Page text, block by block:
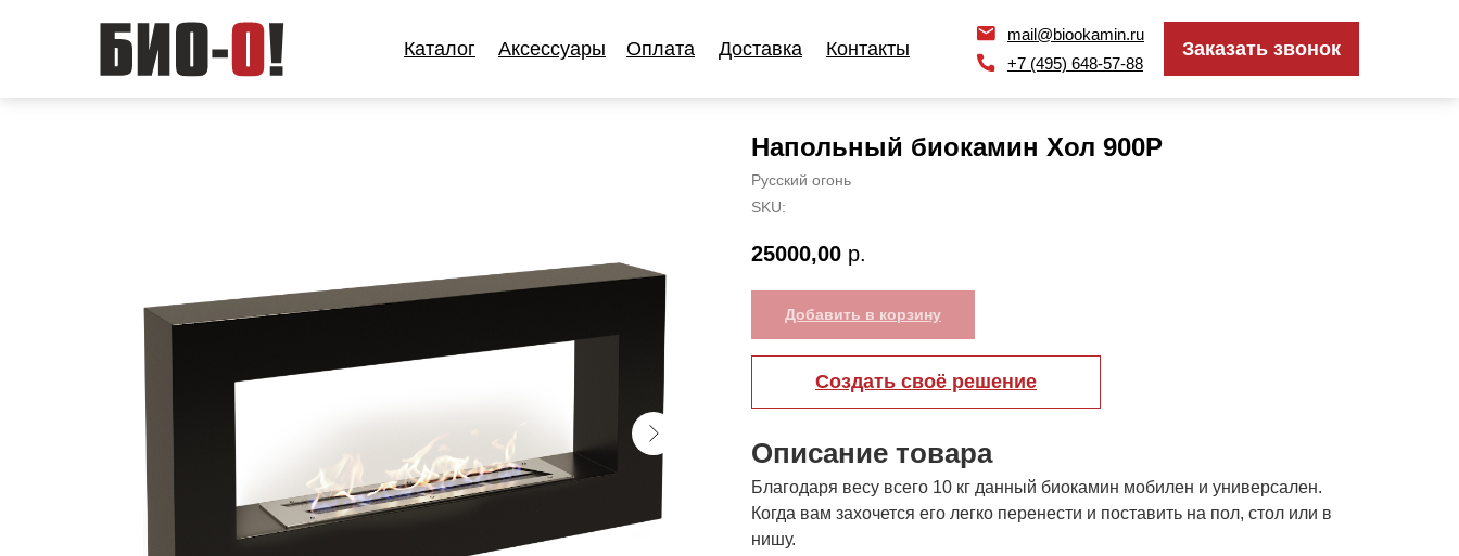
Доставка Контакты
Оплата Заказать звонок
+7 (495) 648-57-88
mail@biookamin.ru
Каталог Аксессуары
Каталог Аксессуары Доставка Контакты
Оплата Заказать звонок
+7 (495) 648-57-88
mail@biookamin.ru
Напольный биокамин Хол 900P
Русский огонь
SKU:
25000,00 р.
Добавить в корзину
Создать своё решение
Описание товара
Благодаря весу всего 10 кг данный биокамин мобилен и универсален.
Когда вам захочется его легко перенести и поставить на пол, стол или в
нишу.